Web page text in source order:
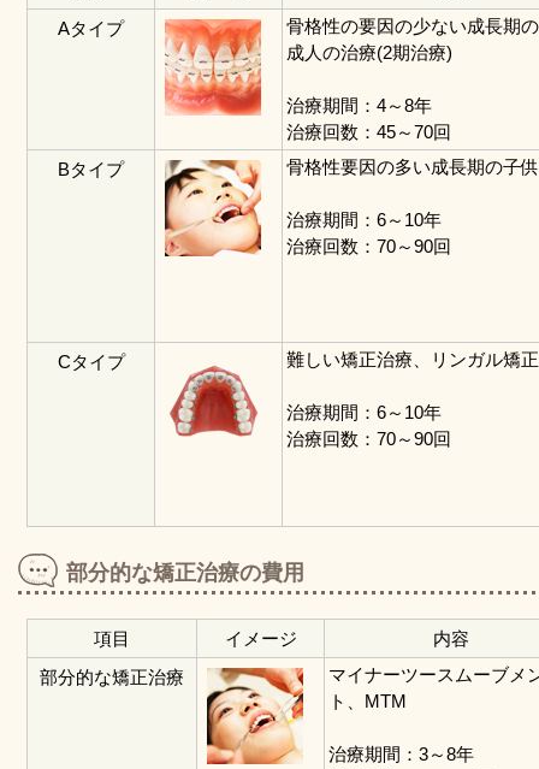
Aタイプ
骨格性の要因の少ない成長期
成人の治療(2期治療)
治療期間：4～8年
治療回数：45～70回
Bタイプ
骨格性要因の多い成長期の子供
治療期間：6～10年
治療回数：70～90回
Cタイプ 難しい矯正治療、リンガル矯
治療期間：6～10年
治療回数：70～90回
部分的な矯正治療の費用
項目 イメージ
内容
部分的な矯正治療
マイナーツースムーブメ
ト、MTM
治療期間：3～8年